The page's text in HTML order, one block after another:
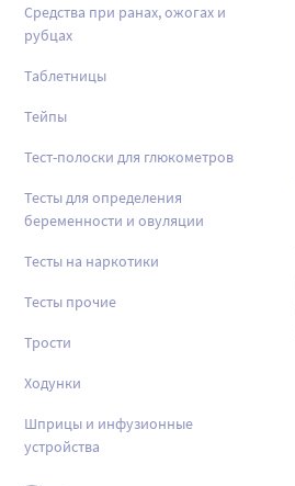
Средства при ранах, ожогах и
рубцах
Таблетницы
Тейпы
Тест-полоски для глюкометров
Тесты для определения
беременности и овуляции
Тесты на наркотики
Тесты прочие
Трости
Ходунки
Шприцы и инфузионные
устройства